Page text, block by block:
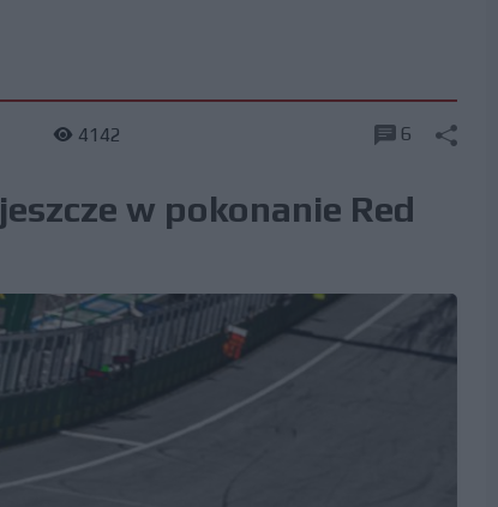
4142 6
w pokonanie Red